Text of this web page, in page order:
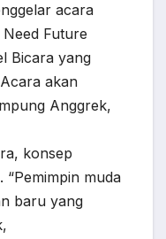
acara
Need Future
Bicara yang
akan
Anggrek,
konsep
“Pemimpin muda
baru yang